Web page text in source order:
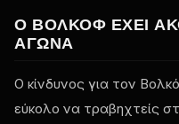
Ο ΒΌΛΚΟΦ ΈΧΕΙ
ΑΓΏΝΑ
Ο κίνδυνος για τον
εύκολο να τραβηχτείς